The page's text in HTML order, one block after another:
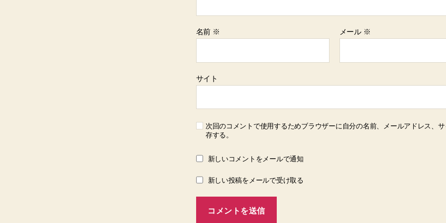
名前 ※ メール ※
サイト
次回のコメントで使用するためブラウザーに自分の名前、メールアドレス、
存する。
新しいコメントをメールで通知
新しい投稿をメールで受け取る